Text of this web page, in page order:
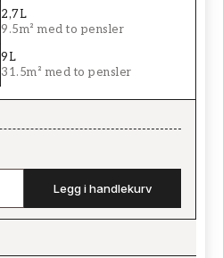
2,7L
9.5m² med to pensler
9L
31.5m² med to pensler
Legg i handlekurv